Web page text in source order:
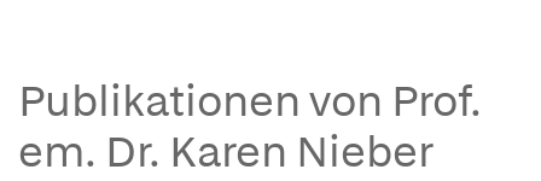
Publikationen von Prof.
em. Dr. Karen Nieber